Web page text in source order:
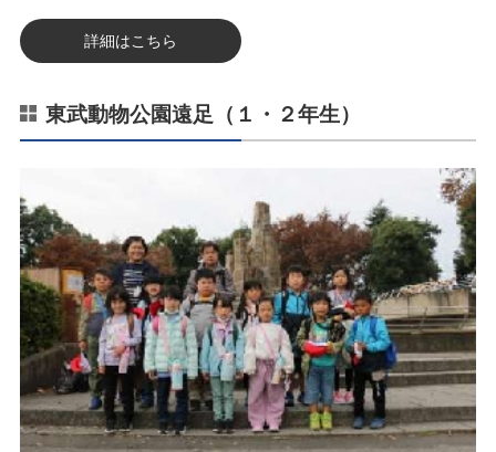
詳細はこちら
東武動物公園遠足（１・２年生）